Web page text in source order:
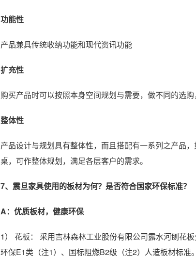
功能性
产品兼具传统收纳功能和现代资讯功能
扩充性
购买产品时可以按照本身空间规划与需要，做不同的选购
整体性
产品设计与规划具有整体性，而且搭配有一系列之产品
桌，可作整体规划，满足各层客户的需求。
7、震旦家具使用的板材为何？是否符合国家环保标准？
A：优质板材，健康环保
1） 花板： 采用吉林森林工业股份有限公司露水河刨花
环保E1类（注1）、国标阻燃B2级（注2）人造板材标准。